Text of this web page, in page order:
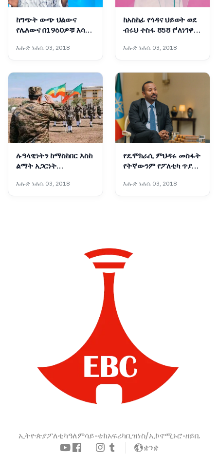
ከግጭት ውጭ ህልውና
የሌለውና በ1960ዎቹ እሳቤ
የሕወሓት ቡድን ማንነት
እሑድ ነሐሴ 03, 2018
ከአስከፊ የጎዳና ህይወት ወደ
ብሩህ ተስፋ 858 የ'ለነገዋ'
ተመረቁ
እሑድ ነሐሴ 03, 2018
ሉዓላዊነትን ከማስከበር እስከ
ልማት አጋርነት
መከላከያ ሠራዊት ሀገራዊ
አደራ
እሑድ ነሐሴ 03, 2018
የዴሞክራሲ ምህዳሩ መስፋት
የትኛውንም የፖለቲካ ጥያቄ
ያስችላል - ጠቅላይ ሚኒስትር
ዐቢይ አሕመድ (ዶ/ር)
እሑድ ነሐሴ 03, 2018
ኢትዮጵያፖለቲካዓለምሳይ-ቴክአፍሪካቢዝነስ/ኢኮኖሚኑሮ-ዘይቤ
ቋንቋ